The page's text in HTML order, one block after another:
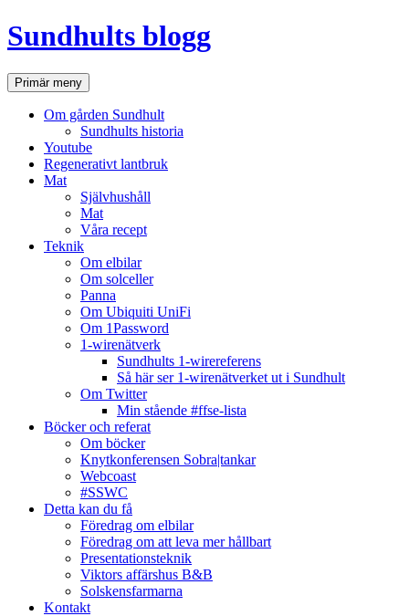
Hoppa
till
Sundhults blogg
SökPrimär meny
Om gården Sundhult
Sundhults historia
Youtube
Regenerativt lantbruk
Mat
Självhushåll
Mat
Våra recept
Teknik
Om elbilar
Om solceller
Panna
Om Ubiquiti UniFi
Om 1Password
1-wirenätverk
Sundhults 1-wirereferens
Så här ser 1-wirenätverket ut i Sundhult
Om Twitter
Min stående #ffse-lista
Böcker och referat
Om böcker
Knytkonferensen Sobra|tankar
Webcoast
#SSWC
Detta kan du få
Föredrag om elbilar
Föredrag om att leva mer hållbart
Presentationsteknik
Viktors affärshus B&B
Solskensfarmarna
Kontakt